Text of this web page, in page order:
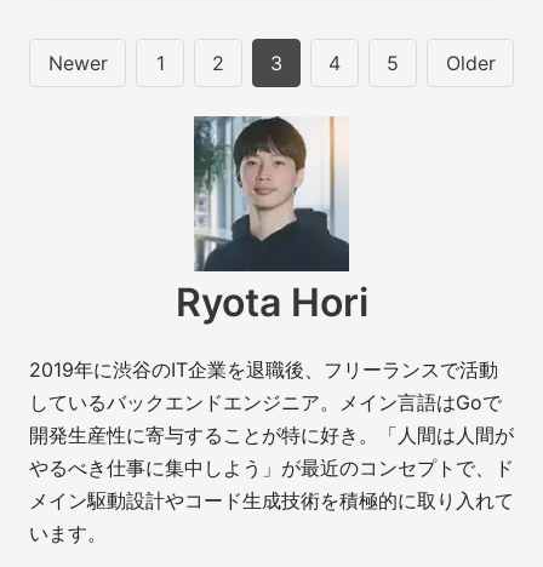
Newer 1 2 3 4 5 Older
Ryota Hori
2019年に渋谷のIT企業を退職後、フリーランスで活動
しているバックエンドエンジニア。メイン言語はGoで
開発生産性に寄与することが特に好き。「人間は人間が
やるべき仕事に集中しよう」が最近のコンセプトで、ド
メイン駆動設計やコード生成技術を積極的に取り入れて
います。